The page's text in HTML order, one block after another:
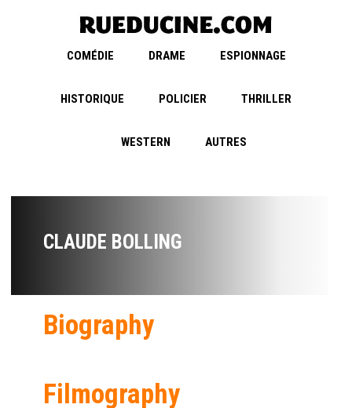
COMÉDIE DRAME ESPIONNAGE
HISTORIQUE POLICIER THRILLER
WESTERN AUTRES
CLAUDE BOLLING
Biography
Filmography